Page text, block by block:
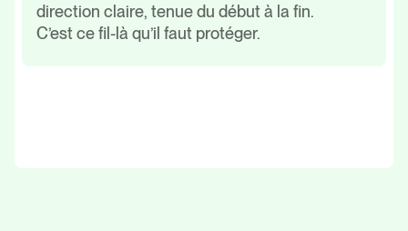
direction claire, tenue du début à la fin.
C’est ce fil-là qu’il faut protéger.